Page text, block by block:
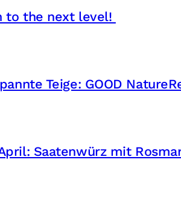
to the next level!
Teige: GOOD
Saatenwürz mit